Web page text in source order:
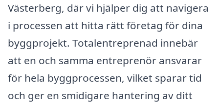
Västerberg, där vi hjälper dig att navigera
i processen att hitta rätt företag för dina
byggprojekt. Totalentreprenad innebär
att en och samma entreprenör ansvarar
för hela byggprocessen, vilket sparar tid
och ger en smidigare hantering av ditt